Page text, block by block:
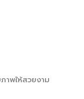
าพให้สวยงาม